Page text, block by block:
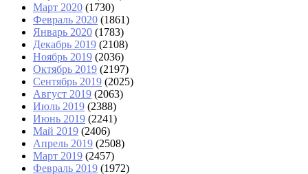
Март 2020 (1730)
Февраль 2020 (1861)
Январь 2020 (1783)
Декабрь 2019 (2108)
Ноябрь 2019 (2036)
Октябрь 2019 (2197)
Сентябрь 2019 (2025)
Август 2019 (2063)
Июль 2019 (2388)
Июнь 2019 (2241)
Май 2019 (2406)
Апрель 2019 (2508)
Март 2019 (2457)
Февраль 2019 (1972)